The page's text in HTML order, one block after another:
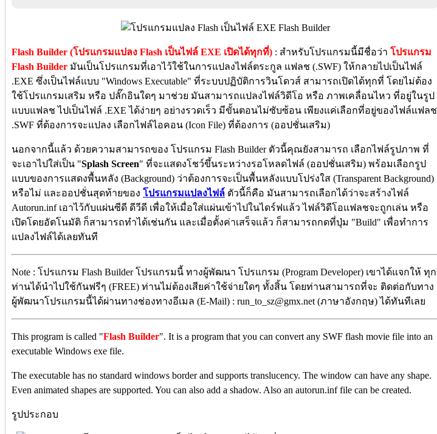
Flash Builder (โปรแกรมแปลง Flash เป็นไฟล์ EXE เปิดได้ทุกที่) : สำหรับโปรแกรมนี้มีชื่อว่า โปรแกรม
Flash Builder มันเป็นโปรแกรมที่เอาไว้ใช้ในการแปลงไฟล์ตระกูล แฟลช (.SWF) ให้กลายไปเป็นไฟล์
.EXE ซึ่งเป็นไฟล์แบบ "Windows Executable" ที่ระบบปฏิบัติการวินโดวส์ สามารถเปิดได้ทุกที่ โดยไม่ต้อง
ใช้โปรแกรมเสริม หรือ ปลั๊กอินใดๆ มาช่วย มันสามารถแปลงไฟล์วิดีโอ หรือ ภาพเคลื่อนไหว ที่อยู่ในรูป
แบบแฟลช ไปเป็นไฟล์ .EXE ได้ง่ายๆ อย่างรวดเร็ว มีขั้นตอนไม่ซับซ้อน เพียงแค่เลือกที่อยู่ของไฟล์แฟลช
.SWF ที่ต้องการจะแปลง เลือกไฟล์ไอคอน (Icon File) ที่ต้องการ (ออปชั่นเสริม)
นอกจากนี้แล้ว ด้วยความสามารถของ โปรแกรม Flash Builder ตัวนี้คุณยังสามารถ เลือกไฟล์รูปภาพ ที่
จะเอาไปใส่เป็น "Splash Screen" ที่จะแสดงโชว์ขึ้นระหว่างรอโหลดไฟล์ (ออปชั่นเสริม) พร้อมเลือกรูป
แบบของการแสดงพื้นหลัง (Background) ว่าต้องการจะเป็นพื้นหลังแบบโปร่งใส (Transparent Background)
หรือไม่ และออปชั่นสุดท้ายของ โปรแกรมแปลงไฟล์ ตัวนี้ก็คือ มันสามารถเลือกได้ว่าจะสร้างไฟล์
Autorun.inf เอาไว้กับแผ่นซีดี ดีวีดี เพื่อให้เมื่อใส่แผ่นเข้าไปในไดร์ฟแล้ว ไฟล์วิดีโอแฟลชจะถูกเล่น หรือ
เปิดโดยอัตโนมัติ ก็สามารถทำได้เช่นกัน และเมื่อตั้งค่าเสร็จแล้ว ก็สามารถกดที่ปุ่ม "Build" เพื่อทำการ
แปลงไฟล์ได้เลยทันที
Note : โปรแกรม Flash Builder โปรแกรมนี้ ทางผู้พัฒนา โปรแกรม (Program Developer) เขาได้แจกให้ ทุก
ท่านได้นำไปใช้กันฟรีๆ (FREE) ท่านไม่ต้องเสียค่าใช้จ่ายใดๆ ทั้งสิ้น โดยท่านสามารถที่จะ ติดต่อกับทาง
ผู้พัฒนาโปรแกรมนี้ได้ผ่านทางช่องทางอีเมล (E-Mail) : run_to_sz@gmx.net (ภาษาอังกฤษ) ได้ทันทีเลย
This program is called "Flash Builder". It is a program that you can convert any SWF flash movie file into an
executable Windows exe file.
The executable has no standard windows border and supports translucency. The window can have any shape.
Even animated shapes are supported. You can also add a shadow. Also an autorun.inf file can be created.
รูปประกอบ